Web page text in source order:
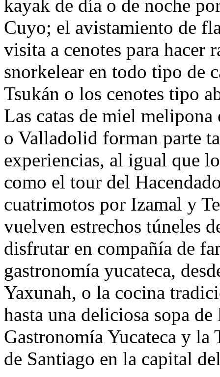
kayak de día o de noche
Cuyo; el avistamiento de
visita a cenotes para hacer
snorkelear en todo tipo de
Tsukán o los cenotes tipo
Las catas de miel
o Valladolid forman parte
experiencias, al igual que
como el tour del
cuatrimotos por Izamal y
vuelven estrechos túneles
disfrutar en compañía de
gastronomía yucateca,
Yaxunah, o la cocina
hasta una deliciosa sopa
Gastronomía Yucateca y
de Santiago en la capital